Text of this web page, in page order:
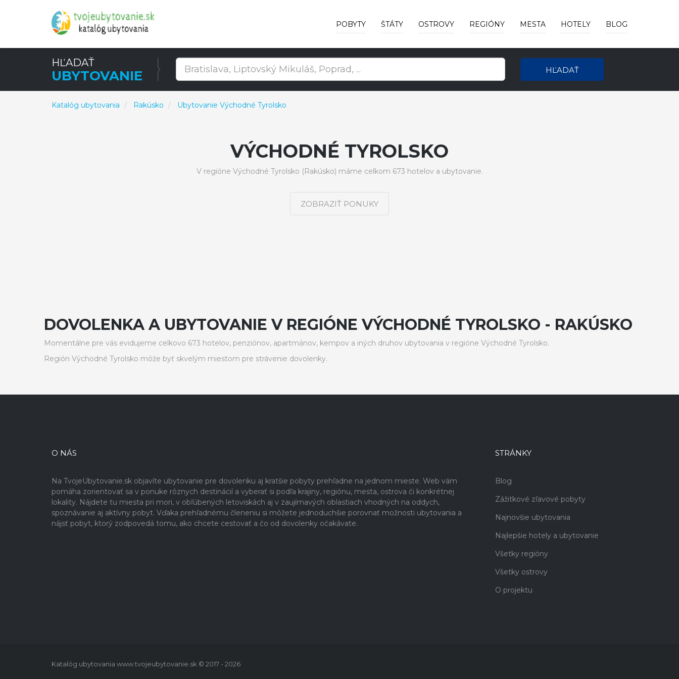
POBYTY ŠTÁTY OSTROVY REGIÓNY MESTA HOTELY BLOG
HĽADAŤ
UBYTOVANIE HĽADAŤ
Katalóg ubytovania Rakúsko Ubytovanie Východné Tyrolsko
VÝCHODNÉ TYROLSKO
V regióne Východné Tyrolsko (Rakúsko) máme celkom 673 hotelov a ubytovanie.
ZOBRAZIŤ PONUKY
DOVOLENKA A UBYTOVANIE V REGIÓNE VÝCHODNÉ TYROLSKO - RAKÚSKO
Momentálne pre vás evidujeme celkovo 673 hotelov, penziónov, apartmánov, kempov a iných druhov ubytovania v regióne Východné Tyrolsko.
Región Východné Tyrolsko môže byť skvelým miestom pre strávenie dovolenky.
O NÁS
Na TvojeUbytovanie.sk objavíte ubytovanie pre dovolenku aj kratšie pobyty prehľadne na jednom mieste. Web vám
pomáha zorientovať sa v ponuke rôznych destinácií a vyberať si podľa krajiny, regiónu, mesta, ostrova či konkrétnej
lokality. Nájdete tu miesta pri mori, v obľúbených letoviskách aj v zaujímavých oblastiach vhodných na oddych,
spoznávanie aj aktívny pobyt. Vďaka prehľadnému členeniu si môžete jednoduchšie porovnať možnosti ubytovania a
nájsť pobyt, ktorý zodpovedá tomu, ako chcete cestovať a čo od dovolenky očakávate.
STRÁNKY
Blog
Zážitkové zľavové pobyty
Najnovšie ubytovania
Najlepšie hotely a ubytovanie
Všetky regióny
Všetky ostrovy
O projektu
Katalóg ubytovania www.tvojeubytovanie.sk © 2017 - 2026